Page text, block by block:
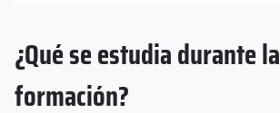
¿Qué se estudia durante la
formación?